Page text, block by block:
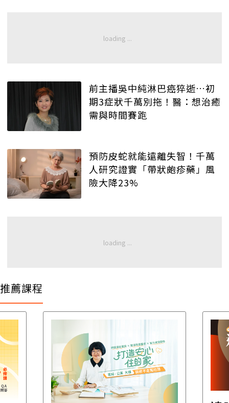
前主播吳中純淋巴癌猝逝…初
期3症狀千萬別拖！醫：想治癒
需與時間賽跑
預防皮蛇就能遠離失智！千萬
人研究證實「帶狀皰疹藥」風
險大降23%
推薦課程